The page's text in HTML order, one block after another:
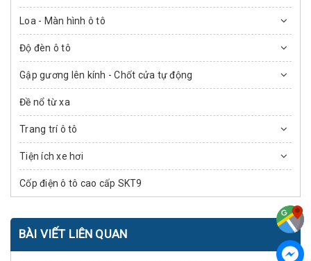
Loa - Màn hình ô tô
Độ đèn ô tô
Gập gương lên kính - Chốt cửa tự động
Đề nổ từ xa
Trang trí ô tô
Tiện ích xe hơi
Cốp điện ô tô cao cấp SKT9
BÀI VIẾT LIÊN QUAN